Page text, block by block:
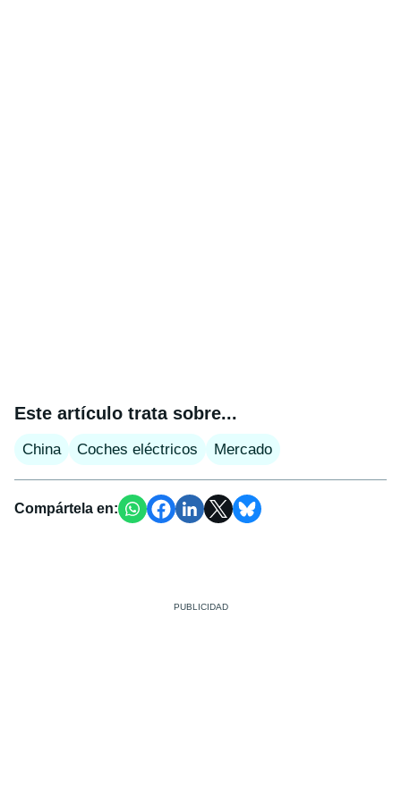
Este artículo trata sobre...
China Coches eléctricos Mercado
Compártela en: